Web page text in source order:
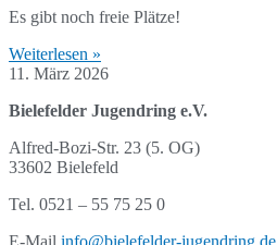
Es gibt noch freie Plätze!
Weiterlesen »
11. März 2026
Bielefelder Jugendring e.V.
Alfred-Bozi-Str. 23 (5. OG)
33602 Bielefeld
Tel. 0521 – 55 75 25 0
E-Mail info@bielefelder-jugendring.de